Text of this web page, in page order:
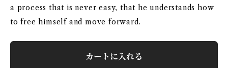
a process that is never easy, that he understands how
to free himself and move forward.
カートに入れる